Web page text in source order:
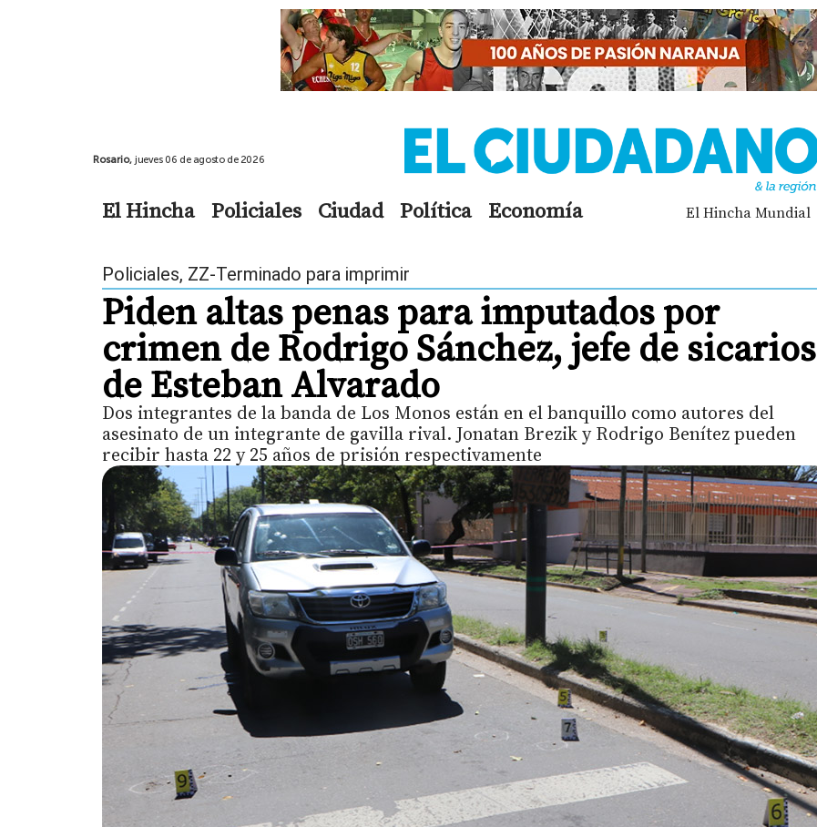
Rosario, jueves 06 de agosto de 2026
El Hincha Policiales Ciudad Política Economía El Hincha Mundial
Policiales, ZZ-Terminado para imprimir
Piden altas penas para imputados por
crimen de Rodrigo Sánchez, jefe de sicarios
de Esteban Alvarado
Dos integrantes de la banda de Los Monos están en el banquillo como autores del
asesinato de un integrante de gavilla rival. Jonatan Brezik y Rodrigo Benítez pueden
recibir hasta 22 y 25 años de prisión respectivamente